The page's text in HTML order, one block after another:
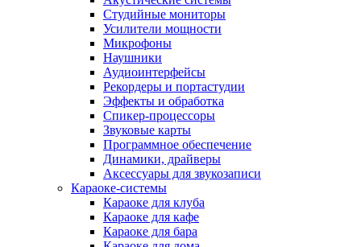
Студийные мониторы
Усилители мощности
Микрофоны
Наушники
Аудиоинтерфейсы
Рекордеры и портастудии
Эффекты и обработка
Спикер-процессоры
Звуковые карты
Программное обеспечение
Динамики, драйверы
Аксессуары для звукозаписи
Караоке-системы
Караоке для клуба
Караоке для кафе
Караоке для бара